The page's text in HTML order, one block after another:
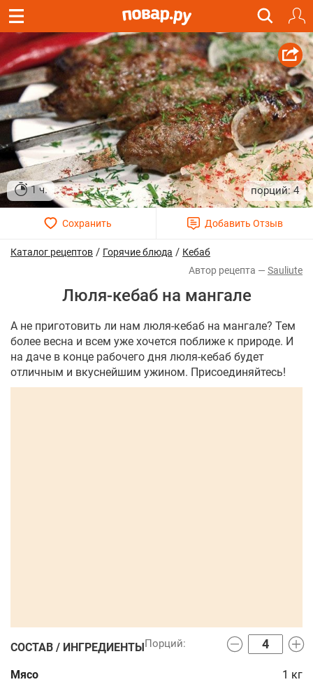
1 ч. 4
Каталог рецептов / Горячие блюда / Кебаб
Sauliute
Люля-кебаб на мангале
А не приготовить ли нам люля-кебаб на мангале? Тем
более весна и всем уже хочется поближе к природе. И
на даче в конце рабочего дня люля-кебаб будет
отличным и вкуснейшим ужином. Присоединяйтесь!
СОСТАВ / ИНГРЕДИЕНТЫ
Мясо 1 кг